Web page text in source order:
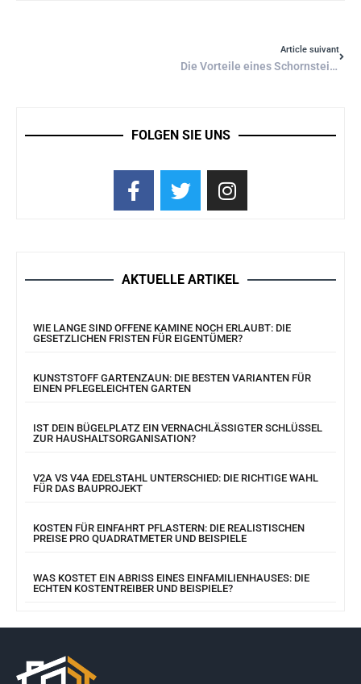
Article suivant
Die Vorteile eines Schornstein-Bausatzes für Ihr Heim
FOLGEN SIE UNS
AKTUELLE ARTIKEL
WIE LANGE SIND OFFENE KAMINE NOCH ERLAUBT: DIE
GESETZLICHEN FRISTEN FÜR EIGENTÜMER?
KUNSTSTOFF GARTENZAUN: DIE BESTEN VARIANTEN FÜR
EINEN PFLEGELEICHTEN GARTEN
IST DEIN BÜGELPLATZ EIN VERNACHLÄSSIGTER SCHLÜSSEL
ZUR HAUSHALTSORGANISATION?
V2A VS V4A EDELSTAHL UNTERSCHIED: DIE RICHTIGE WAHL
FÜR DAS BAUPROJEKT
KOSTEN FÜR EINFAHRT PFLASTERN: DIE REALISTISCHEN
PREISE PRO QUADRATMETER UND BEISPIELE
WAS KOSTET EIN ABRISS EINES EINFAMILIENHAUSES: DIE
ECHTEN KOSTENTREIBER UND BEISPIELE?